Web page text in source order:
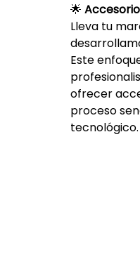
🌟
Lleva tu
Este
ofrecer
proceso
tecnológico.